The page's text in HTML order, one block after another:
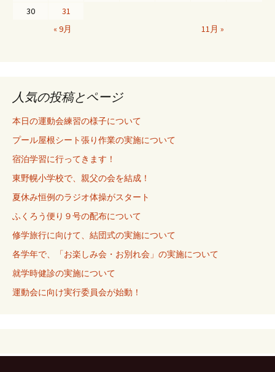
30
31
« 9月
11月 »
人気の投稿とページ
本日の運動会練習の様子について
プール屋根シート張り作業の実施について
宿泊学習に行ってきます！
東野幌小学校で、親父の会を結成！
夏休み恒例のラジオ体操がスタート
ふくろう便り９号の配布について
修学旅行に向けて、結団式の実施について
各学年で、「お楽しみ会・お別れ会」の実施について
就学時健診の実施について
運動会に向け実行委員会が始動！